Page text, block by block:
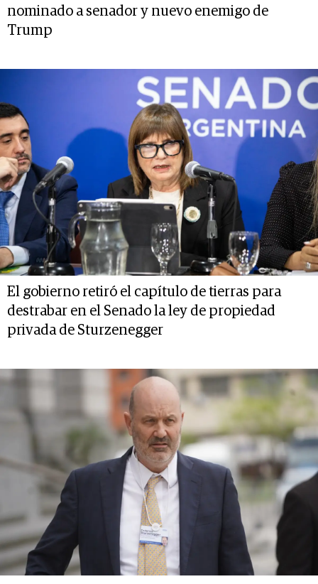
nominado a senador y nuevo enemigo de
Trump
El gobierno retiró el capítulo de tierras para
destrabar en el Senado la ley de propiedad
privada de Sturzenegger